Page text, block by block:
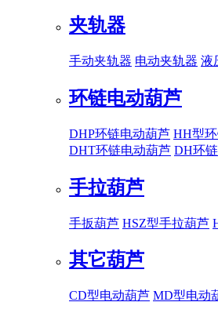
夹轨器
手动夹轨器 电动夹轨器 液
环链电动葫芦
DHP环链电动葫芦 HH型
DHT环链电动葫芦 DH环
手拉葫芦
手扳葫芦 HSZ型手拉葫芦
其它葫芦
CD型电动葫芦 MD型电动